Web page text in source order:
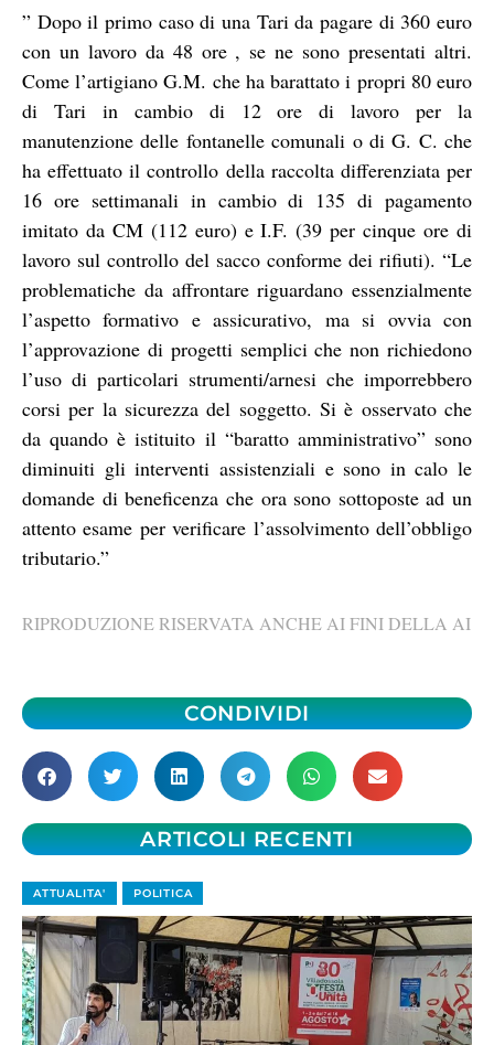
” Dopo il primo caso di una Tari da pagare di 360 euro
con un lavoro da 48 ore , se ne sono presentati altri.
Come l’artigiano G.M. che ha barattato i propri 80 euro
di Tari in cambio di 12 ore di lavoro per la
manutenzione delle fontanelle comunali o di G. C. che
ha effettuato il controllo della raccolta differenziata per
16 ore settimanali in cambio di 135 di pagamento
imitato da CM (112 euro) e I.F. (39 per cinque ore di
lavoro sul controllo del sacco conforme dei rifiuti). “Le
problematiche da affrontare riguardano essenzialmente
l’aspetto formativo e assicurativo, ma si ovvia con
l’approvazione di progetti semplici che non richiedono
l’uso di particolari strumenti/arnesi che imporrebbero
corsi per la sicurezza del soggetto. Si è osservato che
da quando è istituito il “baratto amministrativo” sono
diminuiti gli interventi assistenziali e sono in calo le
domande di beneficenza che ora sono sottoposte ad un
attento esame per verificare l’assolvimento dell’obbligo
tributario.”
RIPRODUZIONE RISERVATA ANCHE AI FINI DELLA AI
CONDIVIDI
ARTICOLI RECENTI
ATTUALITA' POLITICA